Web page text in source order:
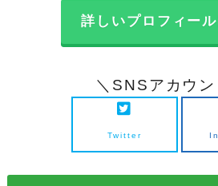
詳しいプロフィー
＼SNSアカウ
Twitter